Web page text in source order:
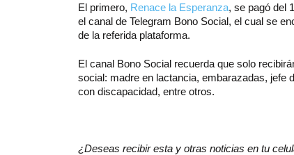
El primero, Renace la Esperanza, se pagó del
el canal de Telegram Bono Social, el cual se
de la referida plataforma.
El canal Bono Social recuerda que solo
social: madre en lactancia, embarazadas, jefe
con discapacidad, entre otros.
¿Deseas recibir esta y otras noticias en tu